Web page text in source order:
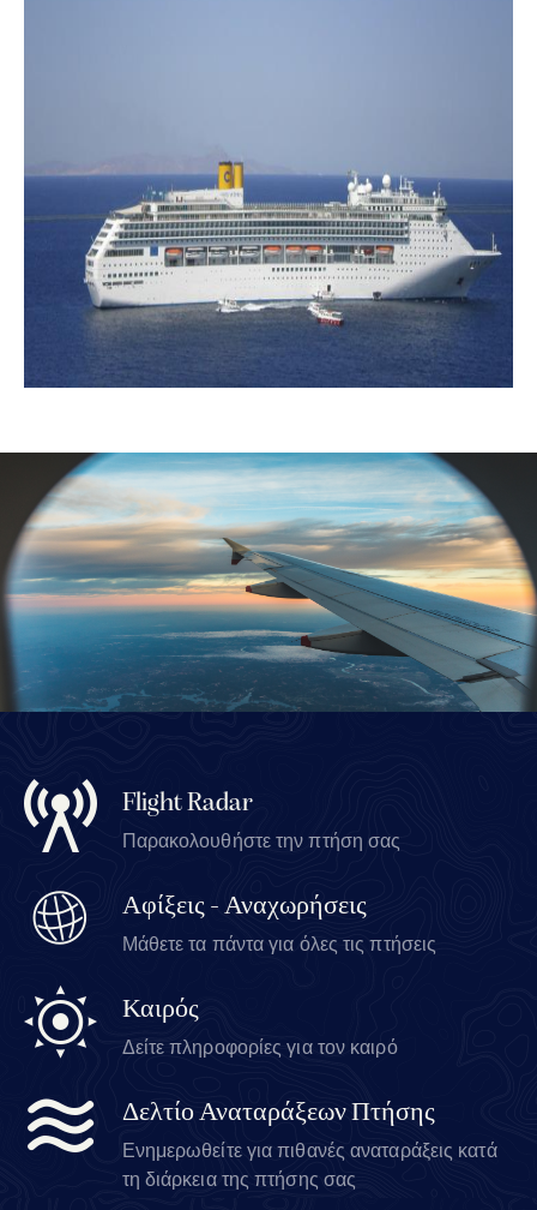
Flight Radar
Παρακολουθήστε την πτήση σας
Αφίξεις - Αναχωρήσεις
Μάθετε τα πάντα για όλες τις πτήσεις
Καιρός
Δείτε πληροφορίες για τον καιρό
Δελτίο Αναταράξεων Πτήσης
Ενημερωθείτε για πιθανές αναταράξεις κατά
τη διάρκεια της πτήσης σας